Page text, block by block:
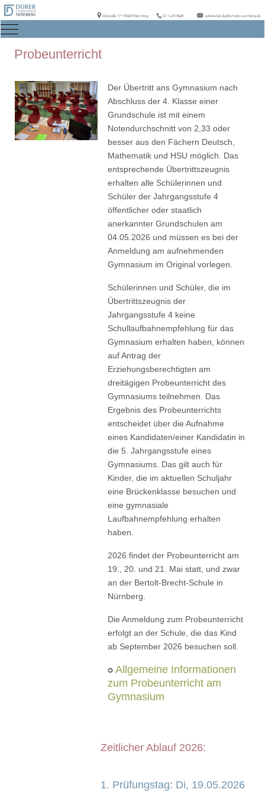
Mobile Menu Toggle
Probeunterricht
Der Übertritt ans Gymnasium nach
Abschluss der 4. Klasse einer
Grundschule ist mit einem
Notendurchschnitt von 2,33 oder
besser aus den Fächern Deutsch,
Mathematik und HSU möglich. Das
entsprechende Übertrittszeugnis
erhalten alle Schülerinnen und
Schüler der Jahrgangsstufe 4
öffentlicher oder staatlich
anerkannter Grundschulen am
04.05.2026 und müssen es bei der
Anmeldung am aufnehmenden
Gymnasium im Original vorlegen.
Schülerinnen und Schüler, die im
Übertrittszeugnis der
Jahrgangsstufe 4 keine
Schullaufbahnempfehlung für das
Gymnasium erhalten haben, können
auf Antrag der
Erziehungsberechtigten am
dreitägigen Probeunterricht des
Gymnasiums teilnehmen. Das
Ergebnis des Probeunterrichts
entscheidet über die Aufnahme
eines Kandidaten/einer Kandidatin in
die 5. Jahrgangsstufe eines
Gymnasiums. Das gilt auch für
Kinder, die im aktuellen Schuljahr
eine Brückenklasse besuchen und
eine gymnasiale
Laufbahnempfehlung erhalten
haben.
2026 findet der Probeunterricht am
19., 20. und 21. Mai statt, und zwar
an der Bertolt-Brecht-Schule in
Nürnberg.
Die Anmeldung zum Probeunterricht
erfolgt an der Schule, die das Kind
ab September 2026 besuchen soll.
Allgemeine Informationen
zum Probeunterricht am
Gymnasium
Zeitlicher Ablauf 2026:
1. Prüfungstag: Di, 19.05.2026